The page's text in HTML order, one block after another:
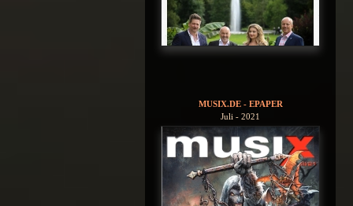
MUSIX.DE - EPAPER
Juli - 2021